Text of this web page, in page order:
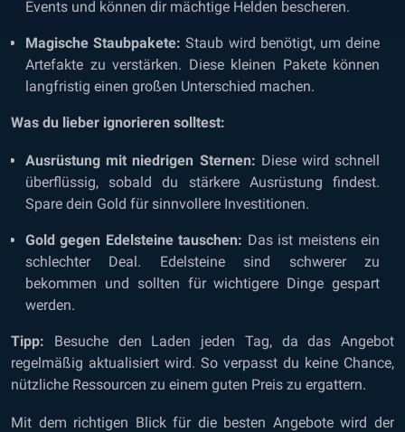
Events und können dir mächtige Helden bescheren.
Magische Staubpakete: Staub wird benötigt, um deine
Artefakte zu verstärken. Diese kleinen Pakete können
langfristig einen großen Unterschied machen.
Was du lieber ignorieren solltest:
Ausrüstung mit niedrigen Sternen: Diese wird schnell
überflüssig, sobald du stärkere Ausrüstung findest.
Spare dein Gold für sinnvollere Investitionen.
Gold gegen Edelsteine tauschen: Das ist meistens ein
schlechter Deal. Edelsteine sind schwerer zu
bekommen und sollten für wichtigere Dinge gespart
werden.
Tipp: Besuche den Laden jeden Tag, da das Angebot
regelmäßig aktualisiert wird. So verpasst du keine Chance,
nützliche Ressourcen zu einem guten Preis zu ergattern.
Mit dem richtigen Blick für die besten Angebote wird der